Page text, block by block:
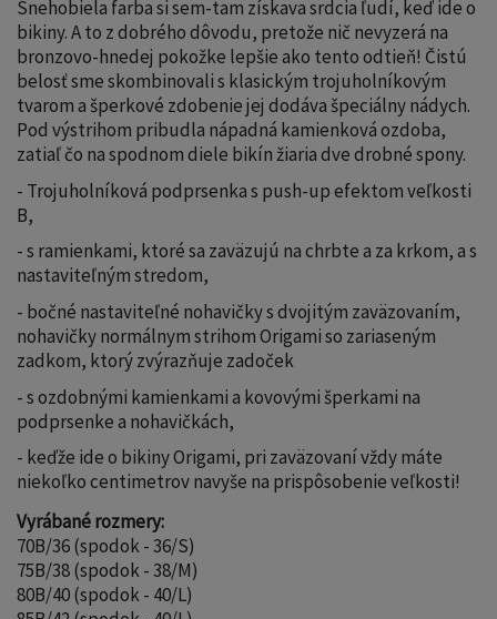
Snehobiela farba si sem-tam získava srdcia ľudí, keď ide o
bikiny. A to z dobrého dôvodu, pretože nič nevyzerá na
bronzovo-hnedej pokožke lepšie ako tento odtieň! Čistú
belosť sme skombinovali s klasickým trojuholníkovým
tvarom a šperkové zdobenie jej dodáva špeciálny nádych.
Pod výstrihom pribudla nápadná kamienková ozdoba,
zatiaľ čo na spodnom diele bikín žiaria dve drobné spony.
- Trojuholníková podprsenka s push-up efektom veľkosti
B,
- s ramienkami, ktoré sa zaväzujú na chrbte a za krkom, a s
nastaviteľným stredom,
- bočné nastaviteľné nohavičky s dvojitým zaväzovaním,
nohavičky normálnym strihom Origami so zariaseným
zadkom, ktorý zvýrazňuje zadoček
- s ozdobnými kamienkami a kovovými šperkami na
podprsenke a nohavičkách,
- keďže ide o bikiny Origami, pri zaväzovaní vždy máte
niekoľko centimetrov navyše na prispôsobenie veľkosti!
Vyrábané rozmery:
70B/36 (spodok - 36/S)
75B/38 (spodok - 38/M)
80B/40 (spodok - 40/L)